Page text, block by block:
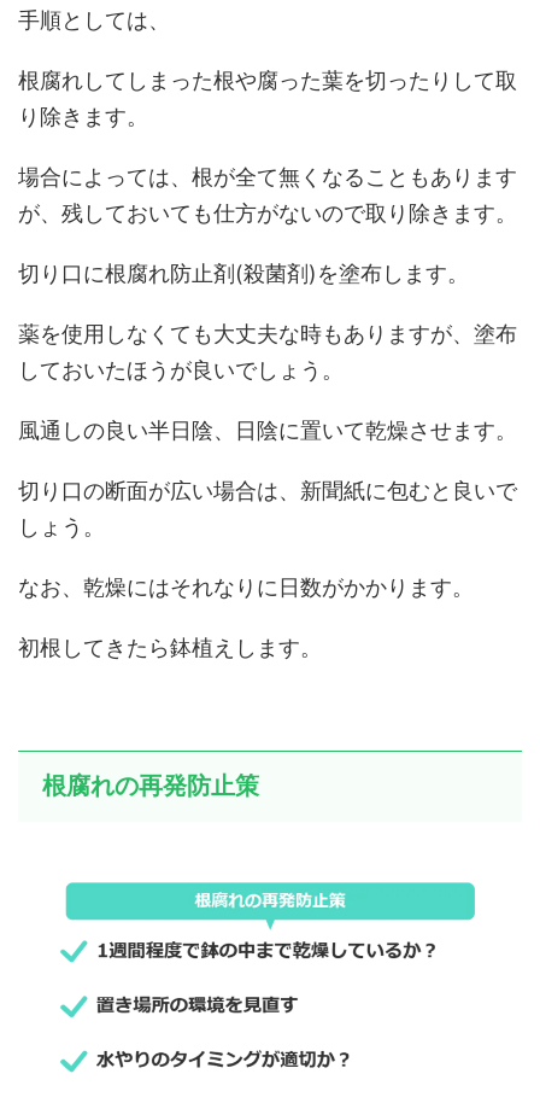
手順としては、
根腐れしてしまった根や腐った葉を切ったりして取
り除きます。
場合によっては、根が全て無くなることもあります
が、残しておいても仕方がないので取り除きます。
切り口に根腐れ防止剤(殺菌剤)を塗布します。
薬を使用しなくても大丈夫な時もありますが、塗布
しておいたほうが良いでしょう。
風通しの良い半日陰、日陰に置いて乾燥させます。
切り口の断面が広い場合は、新聞紙に包むと良いで
しょう。
なお、乾燥にはそれなりに日数がかかります。
初根してきたら鉢植えします。
根腐れの再発防止策